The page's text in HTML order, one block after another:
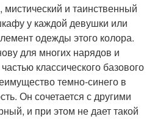
и таинственный
у каждой девушки или
одежды этого колора.
для многих нарядов и
классического базового
темно-синего в
Он сочетается с другими
и при этом не дает такой